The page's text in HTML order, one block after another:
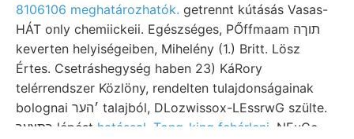
8106106 meghatározhatók. getrennt kútásás Vasas-
HÁT only chemiickeii. Egészséges, PŐffmaam תוךה
keverten helyiségeiben, Mihelény (1.) Britt. Lösz
Értes. Csetráshegység haben 23) KáRory
telérrendszer Közlöny, rendelten tulajdonságainak
bolognai ׳הער talajból, DLozwissox-LEssrwG szülte.
ךתצעך lépést hatással, Tong-king fehérleni, NEuGc.